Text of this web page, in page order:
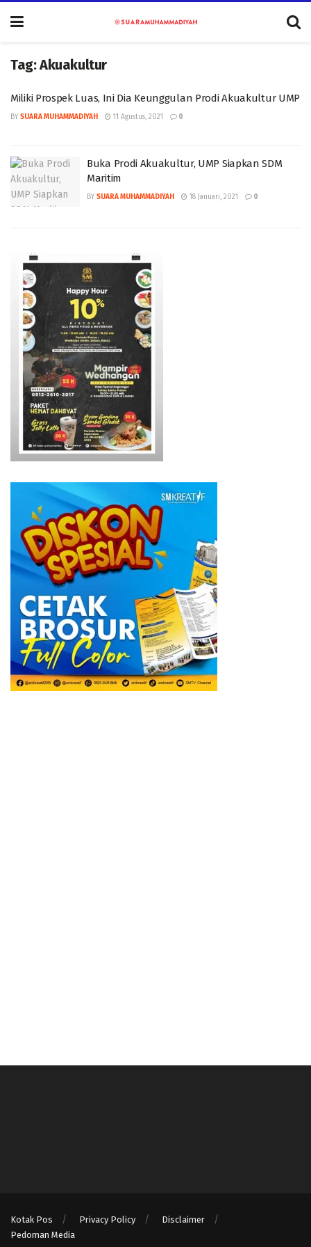
Tag:Akuakultur
Miliki Prospek Luas, Ini Dia Keunggulan Prodi Akuakultur UMP
BY SUARA MUHAMMADIYAH 11 Agustus, 2021 0
Buka Prodi Akuakultur, UMP Siapkan SDM
Maritim
BY SUARA MUHAMMADIYAH 18 Januari, 2021 0
Kotak Pos Privacy Policy
Disclaimer
Pedoman Media